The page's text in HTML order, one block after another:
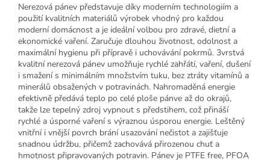
Nerezová pánev představuje díky moderním technologiím a
použití kvalitních materiálů výrobek vhodný pro každou
moderní domácnost a je ideální volbou pro zdravé, dietní a
ekonomické vaření. Zaručuje dlouhou životnost, odolnost a
maximální hygienu při přípravě i uchovávání pokrmů. 3vrstvá
kvalitní nerezová pánev umožňuje rychlé zahřátí, vaření, dušení
i smažení s minimálním množstvím tuku, bez ztráty vitamínů a
minerálů obsažených v potravinách. Nahromaděná energie
efektivně předává teplo po celé ploše pánve až do okrajů,
takže lze tepelný zdroj vypnout s předstihem, což přináší
rychlé a úsporné vaření s výraznou úsporou energie. Leštěný
vnitřní i vnější povrch brání usazování nečistot a zajišťuje
snadnou údržbu, přičemž zachovává přirozenou chuť a
hmotnost připravovaných potravin. Pánev je PTFE free, PFOA